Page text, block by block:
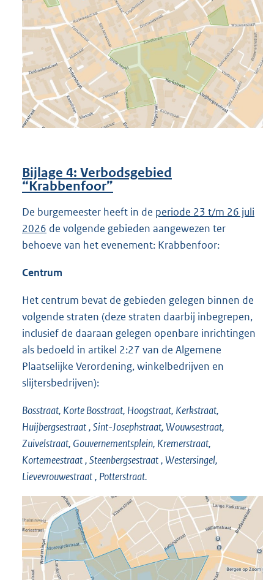
Bijlage 4: Verbodsgebied
“Krabbenfoor”
De burgemeester heeft in de periode 23 t/m 26 juli
2026 de volgende gebieden aangewezen ter
behoeve van het evenement: Krabbenfoor:
Centrum
Het centrum bevat de gebieden gelegen binnen de
volgende straten (deze straten daarbij inbegrepen,
inclusief de daaraan gelegen openbare inrichtingen
als bedoeld in artikel 2:27 van de Algemene
Plaatselijke Verordening, winkelbedrijven en
slijtersbedrijven):
Bosstraat, Korte Bosstraat, Hoogstraat, Kerkstraat,
Huijbergsestraat, Sint-Josephstraat, Wouwsestraat,
Zuivelstraat, Gouvernementsplein, Kremerstraat,
Kortemeestraat,Steenbergsestraat, Westersingel,
Lievevrouwestraat, Potterstraat.